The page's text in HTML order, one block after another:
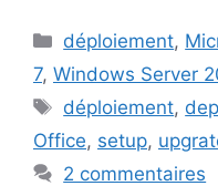
Catégories
déploiement,
7, Windows Server
Étiquettes
déploiement,
Office, setup,
2 commentaires